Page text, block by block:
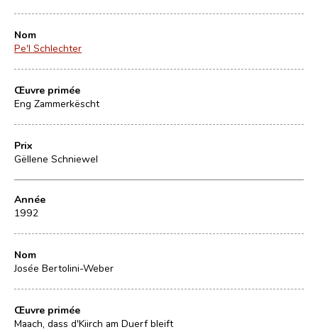
Nom
Pe'l Schlechter
Œuvre primée
Eng Zammerkëscht
Prix
Gëllene Schniewel
Année
1992
Nom
Josée Bertolini-Weber
Œuvre primée
Maach, dass d'Kiirch am Duerf bleift